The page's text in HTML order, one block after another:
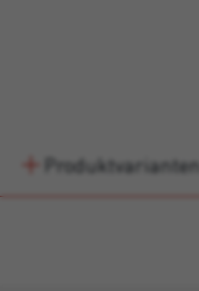
Produktvarianten